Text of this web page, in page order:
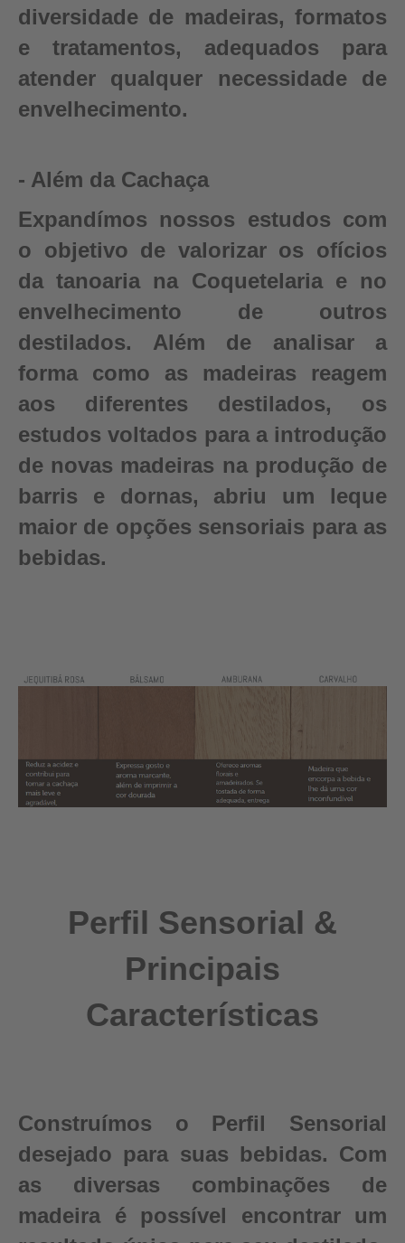
diversidade de madeiras, formatos
e tratamentos, adequados para
atender qualquer necessidade de
envelhecimento.
- Além da Cachaça
Expandímos nossos estudos com
o objetivo de valorizar os ofícios
da tanoaria na Coquetelaria e no
envelhecimento de outros
destilados. Além de analisar a
forma como as madeiras reagem
aos diferentes destilados, os
estudos voltados para a introdução
de novas madeiras na produção de
barris e dornas, abriu um leque
maior de opções sensoriais para as
bebidas.
Perfil Sensorial &
Principais
Características
Construímos o Perfil Sensorial
desejado para suas bebidas. Com
as diversas combinações de
madeira é possível encontrar um